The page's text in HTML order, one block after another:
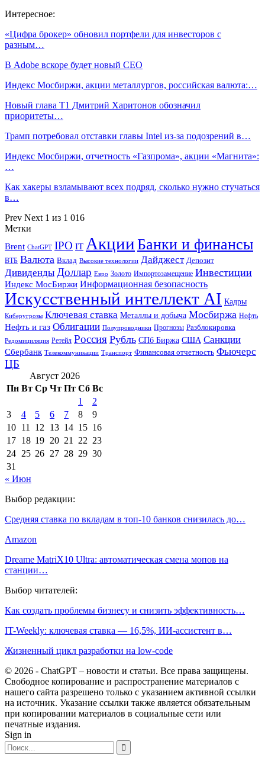
Интересное:
«Цифра брокер» обновил портфели для инвесторов с
разным…
В Adobe вскоре будет новый CEO
Индекс Мосбиржи, акции металлургов, российская валюта:…
Новый глава Т1 Дмитрий Харитонов обозначил
приоритеты…
Трамп потребовал отставки главы Intel из-за подозрений в…
Индекс Мосбиржи, отчетность «Газпрома», акции «Магнита»:
…
Как хакеры взламывают всех подряд, сколько нужно стучаться
в…
Prev Next 1 из 1 016
Метки
Brent ChatGPT IPO IT АкцииБанки и финансы
ВТБ Валюта Вклад Высокие технологии Дайджест Депозит
Дивиденды Доллар Евро Золото Импортозамещение Инвестиции
Индекс МосБиржи Информационная безопасность
Искусственный интеллект AI Кадры
Киберугрозы Ключевая ставка Металлы и добыча Мосбиржа Нефть
Нефть и газ Облигации Полупроводники Прогнозы Разблокировка
Редомициляция Ретейл Россия Рубль СПб Биржа США Санкции
Сбербанк Телекоммуникации Транспорт Финансовая отчетность Фьючерс
ЦБ
Август 2026
Пн Вт Ср Чт Пт Сб Вс
1
2
3
4 5 6 7 8
9
10 11 12 13 14 15 16
17 18 19 20 21 22 23
24 25 26 27 28 29 30
31
« Июн
Выбор редакции:
Средняя ставка по вкладам в топ-10 банков снизилась до…
Amazon
Dreame MatriX10 Ultra: автоматическая смена мопов на
станции…
Выбор читателей:
Как создать проблемы бизнесу и снизить эффективность…
IT-Weekly: ключевая ставка — 16,5%, ИИ-ассистент в…
Жизненный цикл разработки на low-code
© 2026 - ChatGPT – новости и статьи. Все права защищены.
Свободное копирование и распространение материалов с
нашего сайта разрешено только с указанием активной ссылки
на источник. Указание ссылки также является обязательным
при копировании материалов в социальные сети или
печатные издания.
Sign in